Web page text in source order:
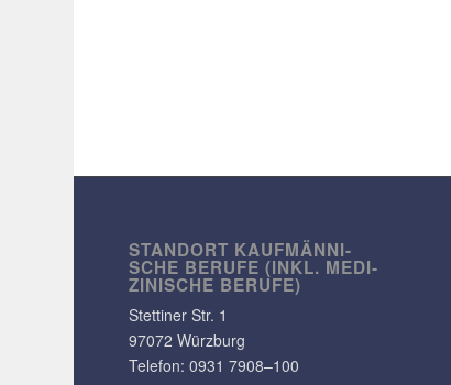
STANDORT KAUF­MÄN­NI­
SCHE BERUFE (INKL. MEDI­
ZI­NI­SCHE BERUFE)
Stet­tiner Str. 1
97072 Würzburg
Telefon:0931 7908–100